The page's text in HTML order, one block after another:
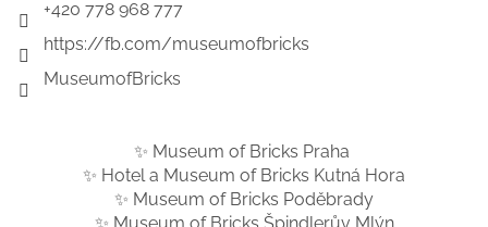
+420 778 968 777
https://fb.com/museumofbricks
MuseumofBricks
✨ Museum of Bricks Praha
✨ Hotel a Museum of Bricks Kutná Hora
✨ Museum of Bricks Poděbrady